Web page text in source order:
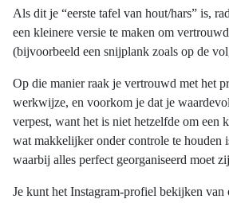
Als dit je “eerste tafel van hout/hars” is,
een kleinere versie te maken om
(bijvoorbeeld een snijplank zoals op de
Op die manier raak je vertrouwd met het
werkwijze, en voorkom je dat je
verpest, want het is niet hetzelfde om
wat makkelijker onder controle te
waarbij alles perfect georganiseerd moet
Je kunt het Instagram-profiel bekijken van